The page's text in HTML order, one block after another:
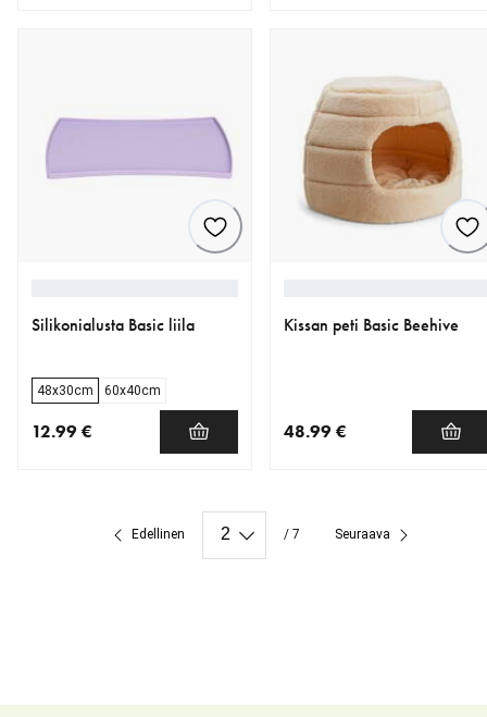
Silikonialusta Basic liila
48x30cm 60x40cm
12.99 €
Kissan peti Basic Beehive
48.99 €
Edellinen / 7 Seuraava